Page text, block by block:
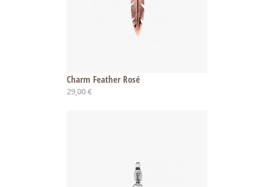
Charm Feather Rosé
29,00 €